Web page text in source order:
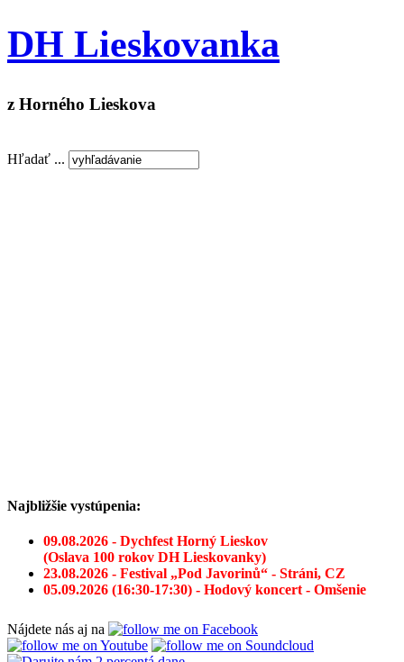
DH Lieskovanka
z Horného Lieskova
Hľadať ...
Najbližšie vystúpenia:
09.08.2026 - Dychfest Horný Lieskov
(Oslava 100 rokov DH Lieskovanky)
23.08.2026 - Festival „Pod Javorinů“ - Stráni, CZ
05.09.2026 (16:30-17:30) - Hodový koncert - Omšenie
Nájdete nás aj na